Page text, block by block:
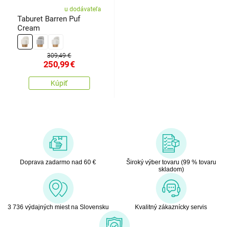
u dodávateľa
Taburet Barren Puf
Cream
309,49 €
250,99€
Kúpiť
Doprava zadarmo nad 60 €
Široký výber tovaru (99 % tovaru
skladom)
3 736 výdajných miest na Slovensku Kvalitný zákaznícky servis